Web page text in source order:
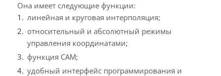
Она имеет следующие функции:
линейная и круговая интерполяция;
относительный и абсолютный режимы
управления координатами;
функция CAM;
удобный интерфейс программирования и